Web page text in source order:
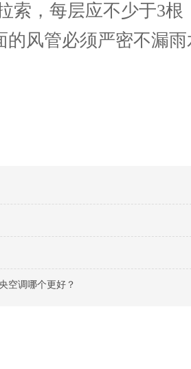
索，每层应不少于3
的风管必须严密不漏
空调哪个更好？